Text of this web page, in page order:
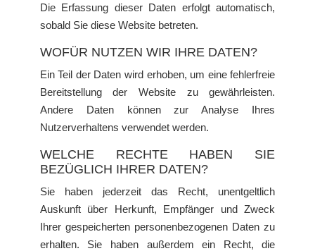
Die Erfassung dieser Daten erfolgt automatisch,
sobald Sie diese Website betreten.
WOFÜR NUTZEN WIR IHRE DATEN?
Ein Teil der Daten wird erhoben, um eine fehlerfreie
Bereitstellung der Website zu gewährleisten.
Andere Daten können zur Analyse Ihres
Nutzerverhaltens verwendet werden.
WELCHE RECHTE HABEN SIE
BEZÜGLICH IHRER DATEN?
Sie haben jederzeit das Recht, unentgeltlich
Auskunft über Herkunft, Empfänger und Zweck
Ihrer gespeicherten personenbezogenen Daten zu
erhalten. Sie haben außerdem ein Recht, die